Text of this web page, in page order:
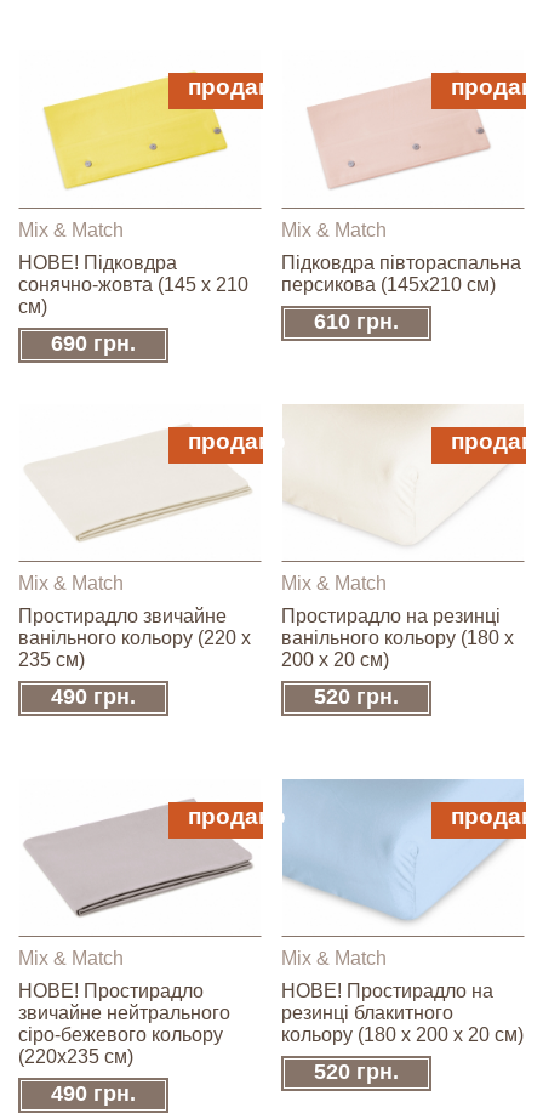
Mix & Match
НОВЕ! Підковдра
сонячно-жовта (145 х 210
см)
690 грн.
продано
Mix & Match
Підковдра півтораспальна
персикова (145х210 см)
610 грн.
Mix & Match
Простирадло звичайне
ванільного кольору (220 х
235 см)
490 грн.
продано
Mix & Match
Простирадло на резинці
ванільного кольору (180 х
200 х 20 см)
520 грн.
Mix & Match
НОВЕ! Простирадло
звичайне нейтрального
сіро-бежевого кольору
(220x235 см)
490 грн.
продано
Mix & Match
НОВЕ! Простирадло на
резинці блакитного
кольору (180 х 200 х 20 см)
520 грн.